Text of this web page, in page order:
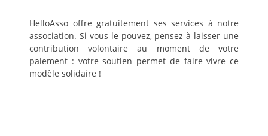
HelloAsso offre gratuitement ses services à notre
association. Si vous le pouvez, pensez à laisser une
contribution volontaire au moment de votre
paiement : votre soutien permet de faire vivre ce
modèle solidaire !